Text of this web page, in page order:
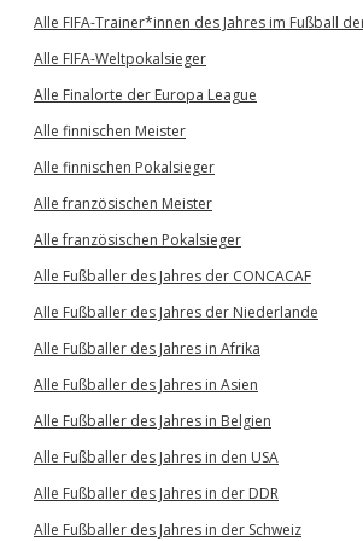
Alle FIFA-Trainer*innen des Jahres im Fußball
Alle FIFA-Weltpokalsieger
Alle Finalorte der Europa League
Alle finnischen Meister
Alle finnischen Pokalsieger
Alle französischen Meister
Alle französischen Pokalsieger
Alle Fußballer des Jahres der CONCACAF
Alle Fußballer des Jahres der Niederlande
Alle Fußballer des Jahres in Afrika
Alle Fußballer des Jahres in Asien
Alle Fußballer des Jahres in Belgien
Alle Fußballer des Jahres in den USA
Alle Fußballer des Jahres in der DDR
Alle Fußballer des Jahres in der Schweiz